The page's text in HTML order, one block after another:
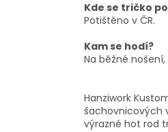
Kde se tričko
Potištěno v ČR.
Kam se hodí?
Na běžné
Hanziwork
šachovnicových
výrazné hot rod